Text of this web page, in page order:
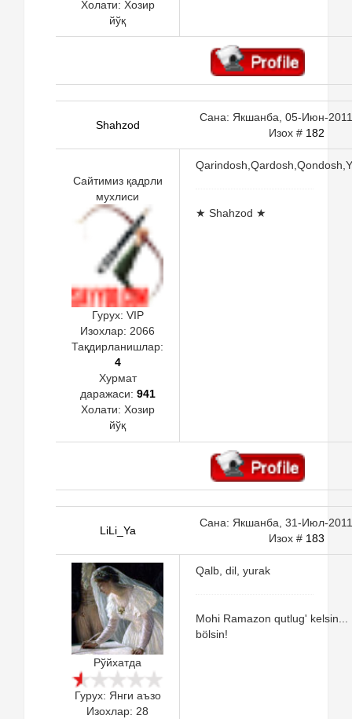
Холати: Хозир
йўқ
Shahzod
Сана: Якшанба, 05-Июн-
Изох # 182
Сайтимиз қадрли
мухлиси
Гурух: VIP
Изохлар: 2066
Тақдирланишлар:
4
Хурмат
даражаси: 941
Холати: Хозир
йўқ
★ Shahzod ★
LiLi_Ya
Сана: Якшанба, 31-Июл-
Изох # 183
Рўйхатда
Гурух: Янги аъзо
Изохлар: 28
Qalb, dil, yurak
Mohi Ramazon qutlug' kelsin...
bölsin!